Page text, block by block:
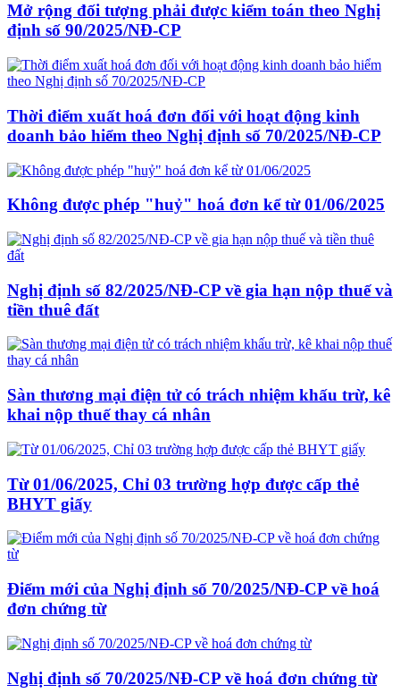
Mở rộng đối tượng phải được kiểm toán theo Nghị
định số 90/2025/NĐ-CP
Thời điểm xuất hoá đơn đối với hoạt động kinh
doanh bảo hiểm theo Nghị định số 70/2025/NĐ-CP
Không được phép "huỷ" hoá đơn kể từ 01/06/2025
Nghị định số 82/2025/NĐ-CP về gia hạn nộp thuế và
tiền thuê đất
Sàn thương mại điện tử có trách nhiệm khấu trừ, kê
khai nộp thuế thay cá nhân
Từ 01/06/2025, Chỉ 03 trường hợp được cấp thẻ
BHYT giấy
Điểm mới của Nghị định số 70/2025/NĐ-CP về hoá
đơn chứng từ
Nghị định số 70/2025/NĐ-CP về hoá đơn chứng từ